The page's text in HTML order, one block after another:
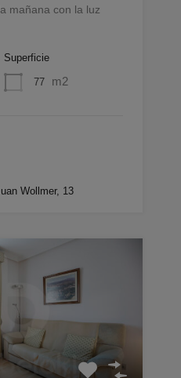
mañana con la luz
Superficie
77 m2
Wollmer, 13